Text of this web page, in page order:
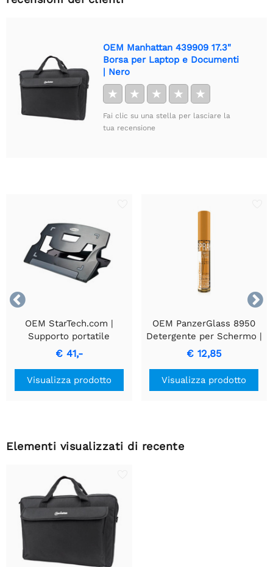
OEM Manhattan 439909 17.3"
Borsa per Laptop e Documenti
| Nero
★ ★ ★ ★ ★
Fai clic su una stella per lasciare la
tua recensione


OEM StarTech.com |
Supporto portatile
regolabile per laptop |
Compatto e leggero
€ 41,-
Visualizza prodotto
OEM PanzerGlass 8950
Detergente per Schermo |
8 ml
€ 12,85
Visualizza prodotto
Elementi visualizzati di recente